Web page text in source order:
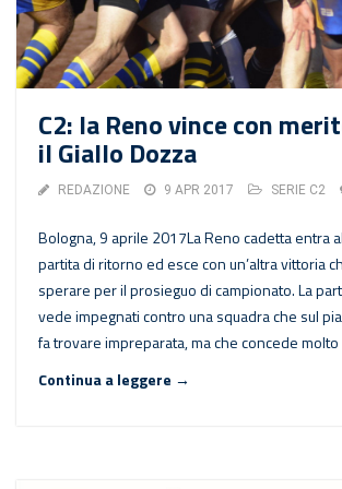
C2: la Reno vince con
il Giallo Dozza
REDAZIONE 9 APR 2017 SERIE C2
Bologna, 9 aprile 2017La Reno cadetta entra
partita di ritorno ed esce con un’altra vittoria
sperare per il prosieguo di campionato. La
vede impegnati contro una squadra che sul
fa trovare impreparata, ma che concede
Continua a leggere →